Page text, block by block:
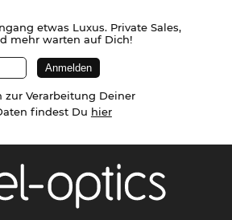
etwas Luxus. Private Sales,
mehr warten auf Dich!
Verarbeitung Deiner
findest Du hier